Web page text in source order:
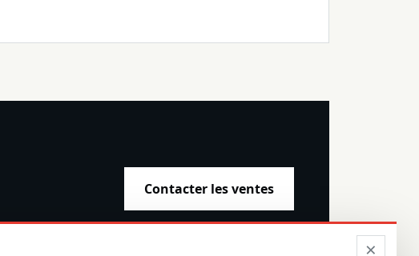
Contacter les ventes
×